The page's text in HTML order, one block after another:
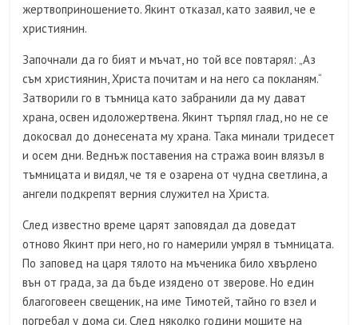
жертвоприношението. Якинт отказал, като заявил, че е
християнин.
Започнали да го бият и мъчат, но той все повтарял: „Аз
съм християнин, Христа почитам и на него са покланям.“
Затворили го в тъмница като забранили да му дават
храна, освен идоложертвена. Якинт търпял глад, но не се
докосвал до донесената му храна. Така минали тридесет
и осем дни. Веднъж поставения на стража воин влязъл в
тъмницата и видял, че тя е озарена от чудна светлина, а
ангели подкрепят верния служител на Христа.
След известно време царят заповядал да доведат
отново Якинт при него, но го намерили умрял в тъмницата.
По заповед на царя тялото на мъченика било хвърлено
вън от града, за да бъде изядено от зверове. Но един
благоговеен свещеник, на име Тимотей, тайно го взел и
погребал у дома си. След няколко години мощите на